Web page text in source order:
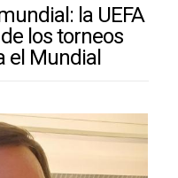
la UEFA
los torneos
el Mundial